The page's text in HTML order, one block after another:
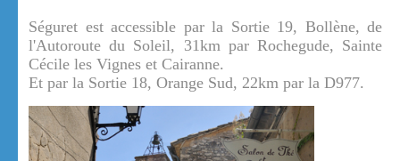
Séguret est accessible par la Sortie 19, Bollène, de
l'Autoroute du Soleil, 31km par Rochegude, Sainte
Cécile les Vignes et Cairanne.
Et par la Sortie 18, Orange Sud, 22km par la D977.